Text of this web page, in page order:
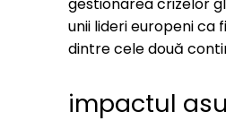
unii lideri europeni
dintre cele două
impactul